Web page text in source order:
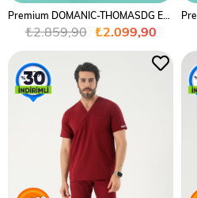
₺2.099,90
₺2.859,90
%27